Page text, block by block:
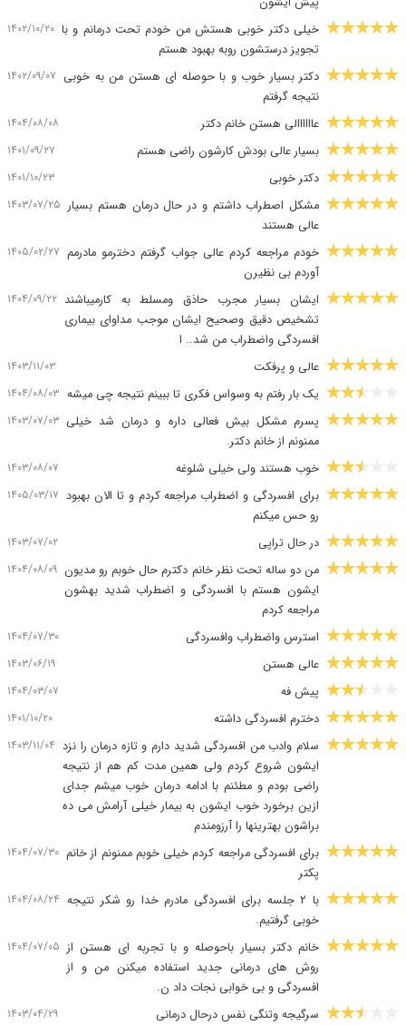
خیلی دکتر خوبی هستش من خودم تحت درمانم و با
تجویز درستشون روبه بهبود هستم
۱۴۰۲/۱۰/۲۰
دکتر بسیار خوب و با حوصله ای هستن من به خوبی
نتیجه گرفتم
۱۴۰۲/۰۹/۰۷
عاااااالی هستن خانم دکتر ۱۴۰۴/۰۸/۰۸
بسیار عالی بودش کارشون راضی هستم ۱۴۰۱/۰۹/۲۷
دکتر خوبی ۱۴۰۱/۱۰/۲۳
مشکل اصطراب داشتم و در حال درمان هستم بسیار
عالی هستند
۱۴۰۳/۰۷/۲۵
خودم مراجعه کردم عالی جواب گرفتم دخترمو مادرمم
آوردم بی نظیرن
۱۴۰۵/۰۲/۲۷
ایشان بسیار مجرب حاذق ومسلط به کارمیباشند
تشخیص دقیق وصحیح ایشان موجب مداوای بیماری
افسردگی واضطراب من شد.. ا
۱۴۰۴/۰۹/۲۲
عالی و پرفکت ۱۴۰۳/۱۱/۰۳
یک بار رفتم به وسواس فکری تا ببینم نتیجه چی میشه ۱۴۰۴/۰۸/۰۳
پسرم مشکل بیش فعالی داره و درمان شد خیلی
ممنونم از خانم دکتر.
۱۴۰۳/۰۷/۰۳
خوب هستند ولی خیلی شلوغه ۱۴۰۳/۰۸/۰۷
برای افسردگی و اضطراب مراجعه کردم و تا الان بهبود
رو حس میکنم
۱۴۰۵/۰۳/۱۷
در حال تراپی ۱۴۰۳/۰۷/۰۲
من دو ساله تحت نظر خانم دکترم حال خوبم رو مدیون
ایشون هستم با افسردگی و اضطراب شدید بهشون
مراجعه کردم
۱۴۰۴/۰۸/۰۹
استرس واضطراب وافسردگی ۱۴۰۴/۰۷/۳۰
عالی هستن ۱۴۰۳/۰۶/۱۹
پیش فه ۱۴۰۴/۰۳/۰۷
دخترم افسردگی داشته ۱۴۰۱/۱۰/۲۰
سلام وادب من افسردگی شدید دارم و تازه درمان را نزد
ایشون شروع کردم ولی همین مدت کم هم از نتیجه
راضی بودم و مطئنم با ادامه درمان خوب میشم جدای
ازین برخورد خوب ایشون به بیمار خیلی آرامش می ده
براشون بهترینها را آرزومندم
۱۴۰۳/۱۱/۰۴
برای افسردگی مراجعه کردم خیلی خوبم ممنونم از خانم
پکتر
۱۴۰۴/۰۷/۳۰
با ۲ جلسه برای افسردگی مادرم خدا رو شکر نتیجه
خوبی گرفتیم.
۱۴۰۴/۰۸/۲۴
خانم دکتر بسیار باحوصله و با تجربه ای هستن از
روش های درمانی جدید استفاده میکنن من و از
افسردگی و بی خوابی نجات داد ن.
۱۴۰۴/۰۷/۰۵
سرگیجه وتنگی نفس درحال درمانی ۱۴۰۳/۰۴/۲۹